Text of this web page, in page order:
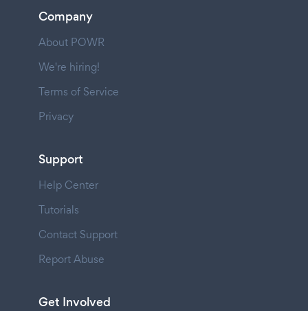
Company
About POWR
We're hiring!
Terms of Service
Privacy
Support
Help Center
Tutorials
Contact Support
Report Abuse
Get Involved